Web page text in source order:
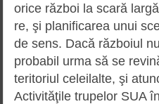
orice război la scară
re, şi planificarea unui
de sens. Dacă războiul
probabil urma să se
teritoriul celeilalte, şi
Activităţile trupelor SUA